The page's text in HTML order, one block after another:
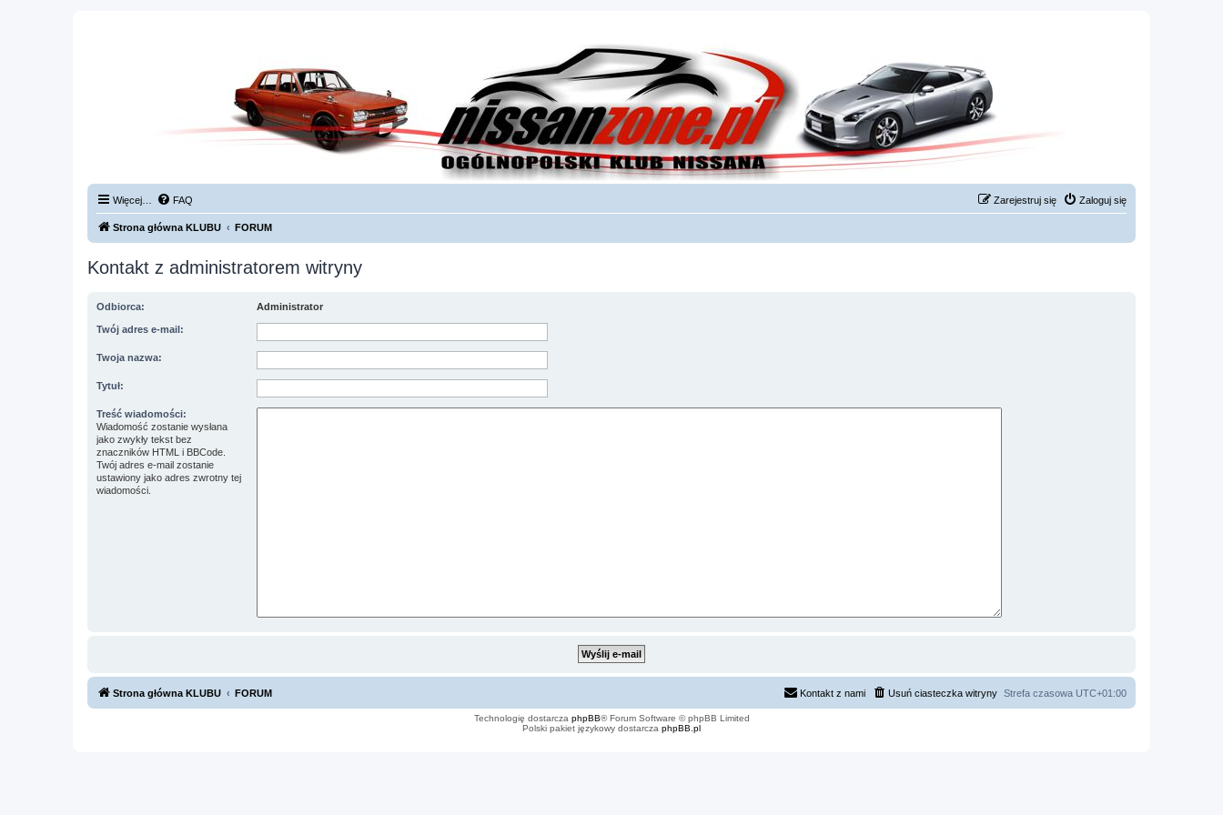
Więcej… FAQ Zaloguj się
Zarejestruj się
Strona główna KLUBU FORUM
Kontakt z administratorem witryny
Odbiorca: Administrator
Twój adres e-mail:
Twoja nazwa:
Tytuł:
Treść wiadomości:
Wiadomość zostanie wysłana
jako zwykły tekst bez
znaczników HTML i BBCode.
Twój adres e-mail zostanie
ustawiony jako adres zwrotny tej
wiadomości.
Strona główna KLUBU FORUM Strefa czasowa UTC+01:00
Usuń ciasteczka witryny
Kontakt z nami
Technologię dostarcza phpBB® Forum Software © phpBB Limited
Polski pakiet językowy dostarcza phpBB.pl